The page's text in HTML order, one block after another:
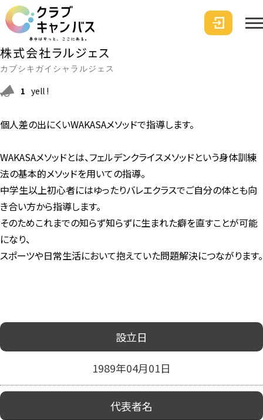
株式会社ラルジェス
カブシキガイシャラルジェス
1 yell !
個人差の出にくいWAKASAメソッドで指導します。
WAKASAメソッドとは、フェルデンクライスメソッドという身体訓練
法の基本的メソッドを用いての指導。
中学生以上初心者にはゆったりバレエクラスでご自分の体とも向
き合い方から指導します。
そのためこれまでの知らず知らずに生まれた癖を直すことが可能
になり、
スポーツや日常生活において抱えていた問題解決につながります。
設立日
1989年04月01日
代表者名